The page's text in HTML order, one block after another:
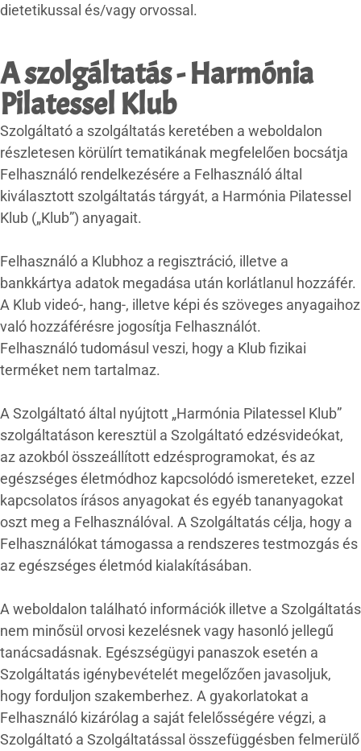
dietetikussal és/vagy orvossal.
A szolgáltatás - Harmónia
Pilatessel Klub
Szolgáltató a szolgáltatás keretében a weboldalon
részletesen körülírt tematikának megfelelően bocsátja
Felhasználó rendelkezésére a Felhasználó által
kiválasztott szolgáltatás tárgyát, a Harmónia Pilatessel
Klub („Klub”) anyagait.
Felhasználó a Klubhoz a regisztráció, illetve a
bankkártya adatok megadása után korlátlanul hozzáfér.
A Klub videó-, hang-, illetve képi és szöveges anyagaihoz
való hozzáférésre jogosítja Felhasználót.
Felhasználó tudomásul veszi, hogy a Klub fizikai
terméket nem tartalmaz.
A Szolgáltató által nyújtott „Harmónia Pilatessel Klub”
szolgáltatáson keresztül a Szolgáltató edzésvideókat,
az azokból összeállított edzésprogramokat, és az
egészséges életmódhoz kapcsolódó ismereteket, ezzel
kapcsolatos írásos anyagokat és egyéb tananyagokat
oszt meg a Felhasználóval. A Szolgáltatás célja, hogy a
Felhasználókat támogassa a rendszeres testmozgás és
az egészséges életmód kialakításában.
A weboldalon található információk illetve a Szolgáltatás
nem minősül orvosi kezelésnek vagy hasonló jellegű
tanácsadásnak. Egészségügyi panaszok esetén a
Szolgáltatás igénybevételét megelőzően javasoljuk,
hogy forduljon szakemberhez. A gyakorlatokat a
Felhasználó kizárólag a saját felelősségére végzi, a
Szolgáltató a Szolgáltatással összefüggésben felmerülő